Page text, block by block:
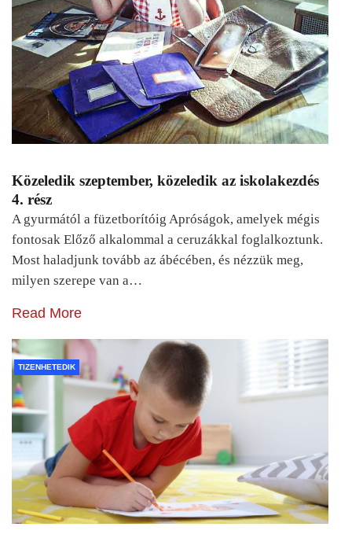
Közeledik szeptember, közeledik az iskolakezdés
4. rész
A gyurmától a füzetborítóig Apróságok, amelyek mégis
fontosak Előző alkalommal a ceruzákkal foglalkoztunk.
Most haladjunk tovább az ábécében, és nézzük meg,
milyen szerepe van a…
Read More
TIZENHETEDIK